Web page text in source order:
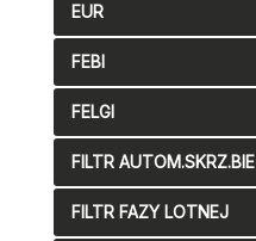
EUR
FEBI
FELGI
FILTR AUTOM.SKRZ.BIE
FILTR FAZY LOTNEJ